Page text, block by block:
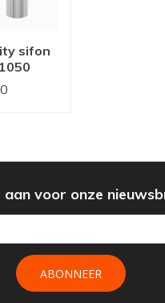
sifon
aan voor onze
ABONNEER